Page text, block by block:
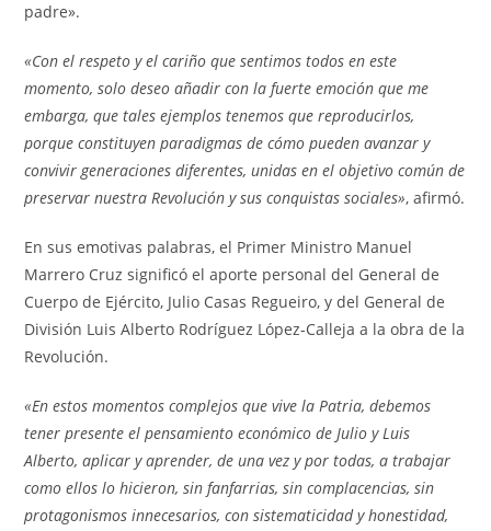
padre».
«Con el respeto y el cariño que sentimos todos en este
momento, solo deseo añadir con la fuerte emoción que me
embarga, que tales ejemplos tenemos que reproducirlos,
porque constituyen paradigmas de cómo pueden avanzar y
convivir generaciones diferentes, unidas en el objetivo común de
preservar nuestra Revolución y sus conquistas sociales», afirmó.
En sus emotivas palabras, el Primer Ministro Manuel
Marrero Cruz significó el aporte personal del General de
Cuerpo de Ejército, Julio Casas Regueiro, y del General de
División Luis Alberto Rodríguez López-Calleja a la obra de la
Revolución.
«En estos momentos complejos que vive la Patria, debemos
tener presente el pensamiento económico de Julio y Luis
Alberto, aplicar y aprender, de una vez y por todas, a trabajar
como ellos lo hicieron, sin fanfarrias, sin complacencias, sin
protagonismos innecesarios, con sistematicidad y honestidad,